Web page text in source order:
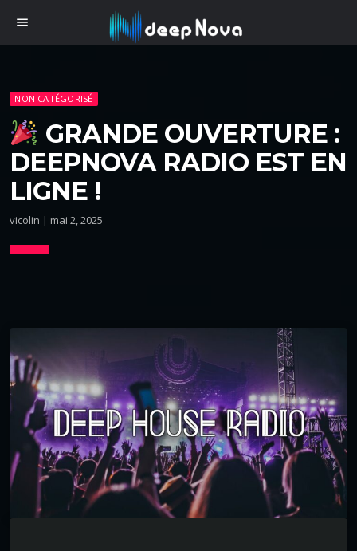
menu
NON CATÉGORISÉ
GRANDE OUVERTURE :
DEEPNOVA RADIO EST EN
LIGNE !
vicolin | mai 2, 2025